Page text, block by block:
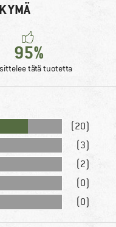
95%
tätä tuotetta
(20)
(3)
(2)
(0)
(0)